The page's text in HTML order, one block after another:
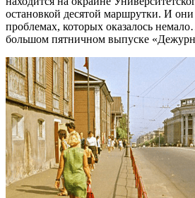
остановкой десятой маршрутки. И они
проблемах, которых оказалось
большом пятничном выпуске